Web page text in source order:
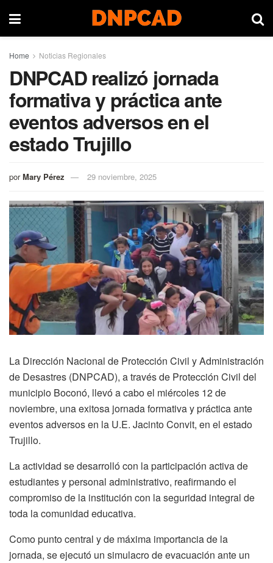
Home Noticias Regionales
DNPCAD realizó jornada
formativa y práctica ante
eventos adversos en el
estado Trujillo
por Mary Pérez 29 noviembre, 2025
La Dirección Nacional de Protección Civil y Administración
de Desastres (DNPCAD), a través de Protección Civil del
municipio Boconó, llevó a cabo el miércoles 12 de
noviembre, una exitosa jornada formativa y práctica ante
eventos adversos en la U.E. Jacinto Convit, en el estado
Trujillo.
La actividad se desarrolló con la participación activa de
estudiantes y personal administrativo, reafirmando el
compromiso de la institución con la seguridad integral de
toda la comunidad educativa.
Como punto central y de máxima importancia de la
jornada, se ejecutó un simulacro de evacuación ante un